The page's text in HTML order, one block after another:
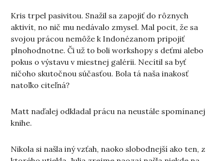
Kris trpel pasivitou. Snažil sa zapojiť do rôznych
aktivít, no nič mu nedávalo zmysel. Mal pocit, že sa
svojou prácou nemôže k Indonézanom pripojiť
plnohodnotne. Či už to boli workshopy s deťmi alebo
pokus o výstavu v miestnej galérii. Necítil sa byť
ničoho skutočnou súčasťou. Bola tá naša inakosť
natoľko citeľná?
Matt naďalej odkladal prácu na neustále spomínanej
knihe.
Nikola si našla iný vzťah, naoko slobodnejší ako ten, z